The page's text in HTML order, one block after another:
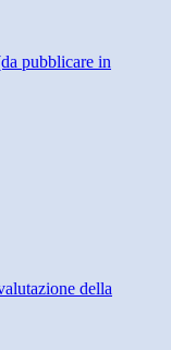
pubblicare in
della